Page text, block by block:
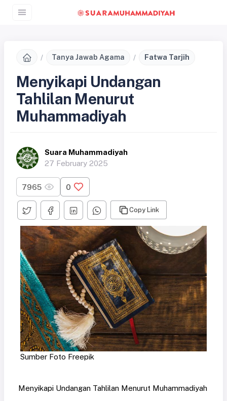
Tanya Jawab Agama Fatwa Tarjih
Menyikapi Undangan
Tahlilan Menurut
Muhammadiyah
Suara Muhammadiyah
27 February 2025
7965 0
Copy Link
Sumber Foto Freepik
Menyikapi Undangan Tahlilan Menurut Muhammadiyah